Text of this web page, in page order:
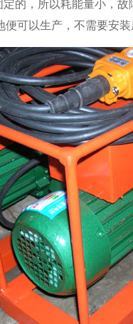
的，所以耗能量小，
可以生产，不需要安装